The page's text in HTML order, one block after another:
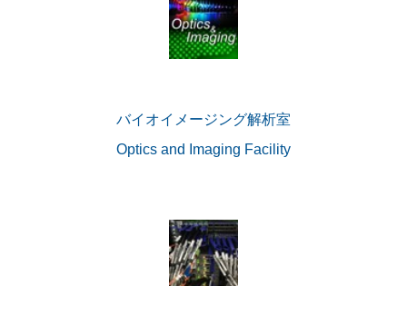
バイオイメージング解析室
Optics and Imaging Facility